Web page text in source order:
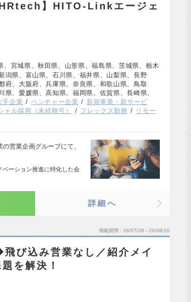
】HITO-Linkエージェ
、宮城県、秋田県、山形県、福島県、茨城県、栃木
潟県、富山県、石川県、福井県、山梨県、長野
府、大阪府、兵庫県、奈良県、和歌山県、鳥取
、愛媛県、高知県、福岡県、佐賀県、長崎県、
手企業 ベンチャー企業
新規事業・新サービ
ャル採用（未経験可） フレックス勤務
リモー
営業企画グループにて、
ーション推進に特化した会
詳細へ
掲載期間 26/07/28～26/08/10
び込み営業なし／紹介メイ
を解決！